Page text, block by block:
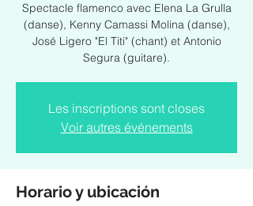
Spectacle flamenco avec Elena La Grulla
(danse), Kenny Camassi Molina (danse),
José Ligero "El Titi" (chant) et Antonio
Segura (guitare).
Les inscriptions sont closes
Voir autres événements
Horario y ubicación